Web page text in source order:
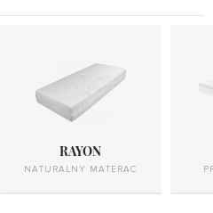
RAYON
NATURALNY MATERAC